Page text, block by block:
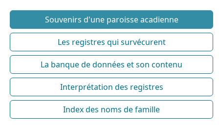
Souvenirs d'une paroisse acadienne
Les registres qui survécurent
La banque de données et son contenu
Interprétation des registres
Index des noms de famille